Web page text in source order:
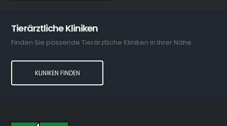
Tierärztliche Kliniken
Finden Sie passende Tierärztliche Kliniken in Ihrer Nähe.
KLINIKEN FINDEN